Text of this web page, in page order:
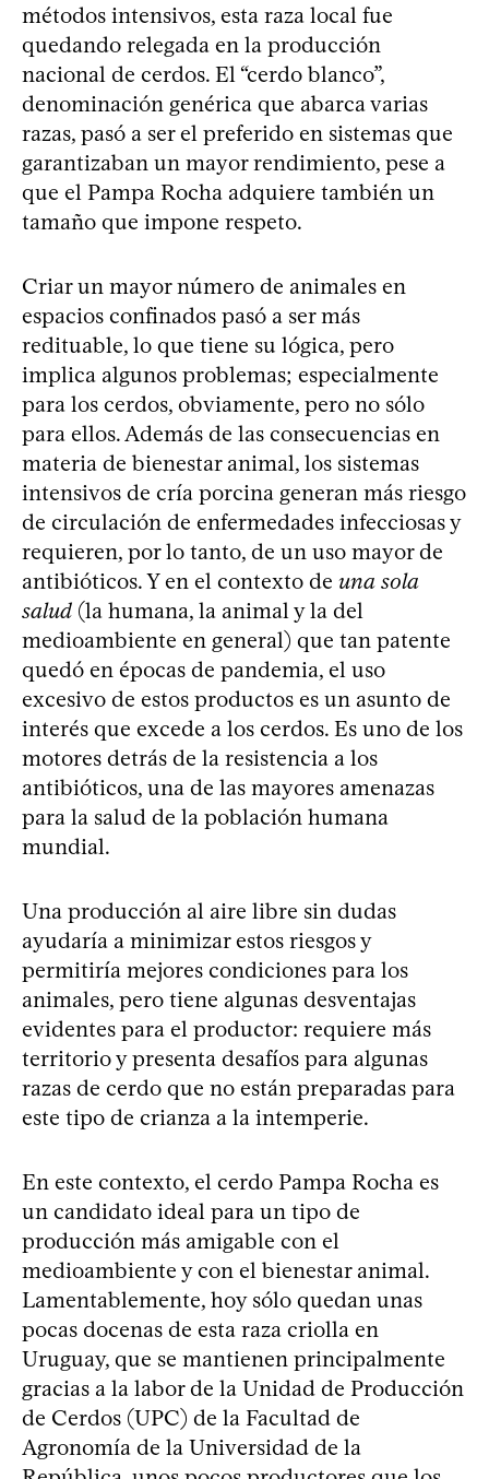
métodos intensivos, esta raza local fue
quedando relegada en la producción
nacional de cerdos. El “cerdo blanco”,
denominación genérica que abarca varias
razas, pasó a ser el preferido en sistemas que
garantizaban un mayor rendimiento, pese a
que el Pampa Rocha adquiere también un
tamaño que impone respeto.
Criar un mayor número de animales en
espacios confinados pasó a ser más
redituable, lo que tiene su lógica, pero
implica algunos problemas; especialmente
para los cerdos, obviamente, pero no sólo
para ellos. Además de las consecuencias en
materia de bienestar animal, los sistemas
intensivos de cría porcina generan más riesgo
de circulación de enfermedades infecciosas y
requieren, por lo tanto, de un uso mayor de
antibióticos. Y en el contexto de una sola
salud (la humana, la animal y la del
medioambiente en general) que tan patente
quedó en épocas de pandemia, el uso
excesivo de estos productos es un asunto de
interés que excede a los cerdos. Es uno de los
motores detrás de la resistencia a los
antibióticos, una de las mayores amenazas
para la salud de la población humana
mundial.
Una producción al aire libre sin dudas
ayudaría a minimizar estos riesgos y
permitiría mejores condiciones para los
animales, pero tiene algunas desventajas
evidentes para el productor: requiere más
territorio y presenta desafíos para algunas
razas de cerdo que no están preparadas para
este tipo de crianza a la intemperie.
En este contexto, el cerdo Pampa Rocha es
un candidato ideal para un tipo de
producción más amigable con el
medioambiente y con el bienestar animal.
Lamentablemente, hoy sólo quedan unas
pocas docenas de esta raza criolla en
Uruguay, que se mantienen principalmente
gracias a la labor de la Unidad de Producción
de Cerdos (UPC) de la Facultad de
Agronomía de la Universidad de la